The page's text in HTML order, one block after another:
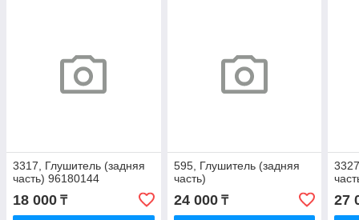
3317, Глушитель (задняя
часть) 96180144
18 000 ₸
595, Глушитель (задняя
часть)
24 000₸ 27